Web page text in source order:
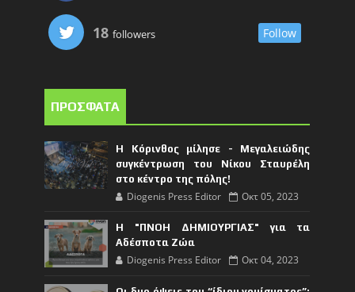
18 followers Follow
ΠΡΟΣΦΑΤΑ
Η Κόρινθος μίλησε - Μεγαλειώδης
συγκέντρωση του Νίκου Σταυρέλη
στο κέντρο της πόλης!
Diogenis Press Editor Οκτ 05, 2023
Η "ΠΝΟΗ ΔΗΜΙΟΥΡΓΙΑΣ" για τα
Αδέσποτα Ζώα
Diogenis Press Editor Οκτ 04, 2023